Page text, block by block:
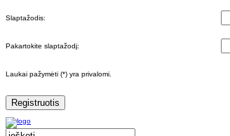
Slaptažodis:
Pakartokite slaptažodį:
Laukai pažymėti (*) yra privalomi.
Registruotis